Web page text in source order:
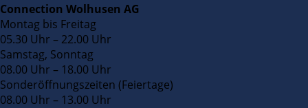
Connection Wolhusen AG
Montag bis Freitag
05.30 Uhr – 22.00 Uhr
Samstag, Sonntag
08.00 Uhr – 18.00 Uhr
Sonderöffnungszeiten (Feiertage)
08.00 Uhr – 13.00 Uhr